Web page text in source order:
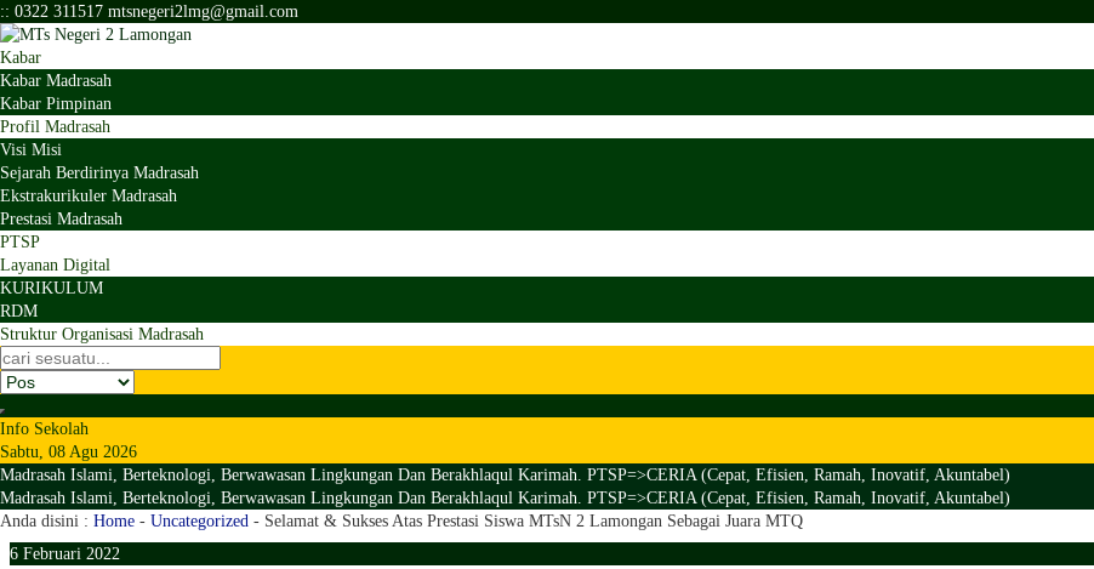
:: 0322 311517 mtsnegeri2lmg@gmail.com
Kabar
Kabar Madrasah
Kabar Pimpinan
Profil Madrasah
Visi Misi
Sejarah Berdirinya Madrasah
Ekstrakurikuler Madrasah
Prestasi Madrasah
PTSP
Layanan Digital
KURIKULUM
RDM
Struktur Organisasi Madrasah
Info Sekolah
Sabtu, 08 Agu 2026
Madrasah Islami, Berteknologi, Berwawasan Lingkungan Dan Berakhlaqul Karimah. PTSP=>CERIA (Cepat, Efisien, Ramah, Inovatif, Akuntabel)
Madrasah Islami, Berteknologi, Berwawasan Lingkungan Dan Berakhlaqul Karimah. PTSP=>CERIA (Cepat, Efisien, Ramah, Inovatif, Akuntabel)
Anda disini : Home - Uncategorized - Selamat & Sukses Atas Prestasi Siswa MTsN 2 Lamongan Sebagai Juara MTQ
6 Februari 2022